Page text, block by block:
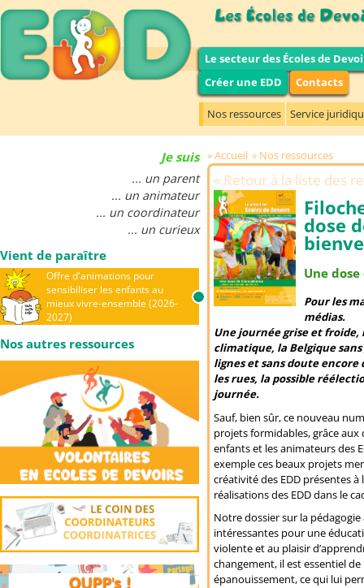
Le secteur des Écoles de
Créer une EDD
Contacts
Nos ressources Service
Je suis
... un parent
... un animateur
... un coordinateur
... un curieux
Vient de paraître
Offre d'animations pour
sensibiliser les enfants au
mieux vivre-ensemble (2026-
2027)
Nos autres ressources
Accueil Nos ressources
Retour à la liste des
dose
Une
Pour les
médias.
Une journée grise et
climatique, la Belgique
lignes et sans doute encore
les rues, la possible
journée.
Sauf, bien sûr, ce nouveau
projets formidables, grâce
enfants et les animateurs des
exemple ces beaux projets
créativité des EDD présentes à
réalisations des EDD dans le
Notre dossier sur la
intéressantes pour une
violente et au plaisir
changement, il est essentiel
épanouissement, ce qui lui